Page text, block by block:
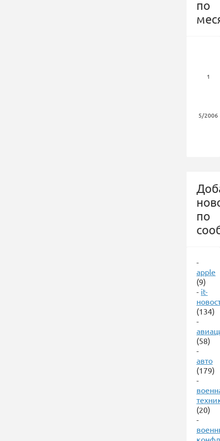
по
1
5/2006
по
-
apple
(9)
- it-
(134)
-
(58)
-
авто
(179)
-
(20)
-